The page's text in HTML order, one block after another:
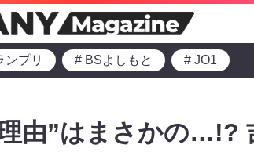
ンプリ # BSよしもと # JO1
由”はまさかの…!?